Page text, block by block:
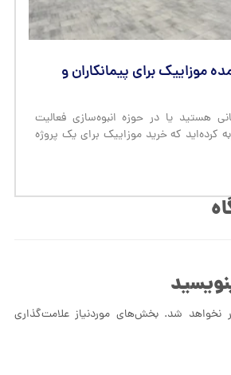
موزاییک برای پیمانکاران و
هستید یا در حوزه انبوه‌سازی فعالیت
کرده‌اید که خرید موزاییک برای یک پروژه
نخواهد شد. بخش‌های موردنیاز علامت‌گذاری